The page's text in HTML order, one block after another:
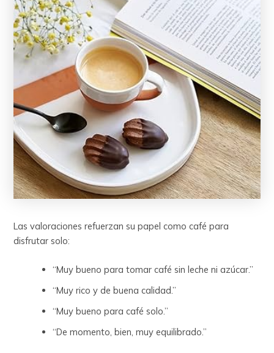
Las valoraciones refuerzan su papel como café para
disfrutar solo:
“Muy bueno para tomar café sin leche ni azúcar.”
“Muy rico y de buena calidad.”
“Muy bueno para café solo.”
“De momento, bien, muy equilibrado.”